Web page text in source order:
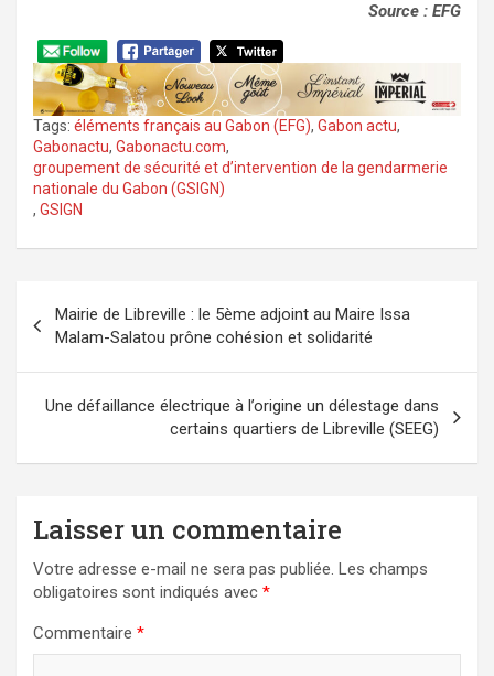
Source : EFG
Tags: éléments français au Gabon (EFG), Gabon actu,
Gabonactu, Gabonactu.com,
groupement de sécurité et d’intervention de la gendarmerie
nationale du Gabon (GSIGN)
, GSIGN
de
l’article
Mairie de Libreville : le 5ème adjoint au Maire Issa
Malam-Salatou prône cohésion et solidarité
Une défaillance électrique à l’origine un délestage dans
certains quartiers de Libreville (SEEG)
Laisser un commentaire
Votre adresse e-mail ne sera pas publiée. Les champs
obligatoires sont indiqués avec *
Commentaire *